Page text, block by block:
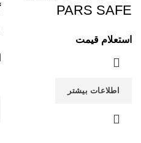
PARS SAFE
استعلام قیمت
اطلاعات بیشتر